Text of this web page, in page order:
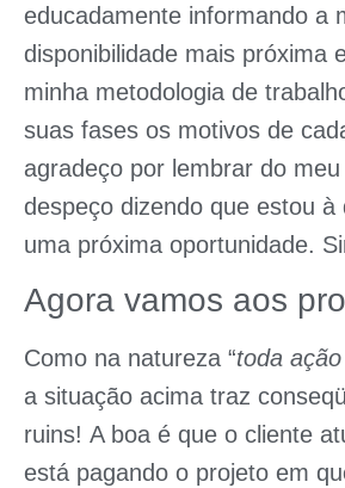
educadamente informando a
disponibilidade mais próxima
minha metodologia de
suas fases os motivos de
agradeço por lembrar do
despeço dizendo que estou à
uma próxima oportunidade.
Agora vamos aos
Como na natureza “toda
a situação acima traz
ruins! A boa é que o cliente
está pagando o projeto em